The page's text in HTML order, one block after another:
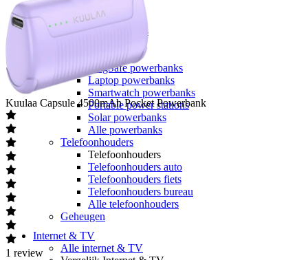
Sony
Alle telefoons
Powerbanks
MagSafe powerbanks
Laptop powerbanks
Smartwatch powerbanks
Portable power stations
Solar powerbanks
Alle powerbanks
Telefoonhouders
Telefoonhouders
Telefoonhouders auto
Telefoonhouders fiets
Telefoonhouders bureau
Alle telefoonhouders
Geheugen
Internet & TV
Alle internet & TV
Kuulaa Capsule 4500mAh Pocket Powerbank
1 review